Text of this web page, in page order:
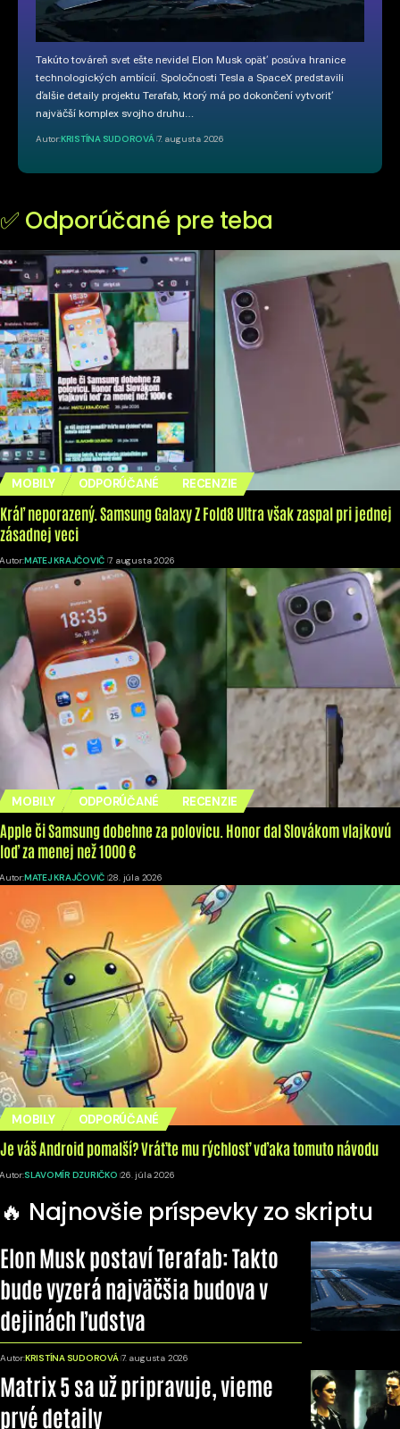
Takúto továreň svet ešte nevidel Elon Musk opäť posúva hranice
technologických ambícií. Spoločnosti Tesla a SpaceX predstavili
ďalšie detaily projektu Terafab, ktorý má po dokončení vytvoriť
najväčší komplex svojho druhu…
Autor:KRISTÍNA SUDOROVÁ 7. augusta 2026
✅ Odporúčané pre teba
MOBILY ODPORÚČANÉ RECENZIE
Kráľ neporazený. Samsung Galaxy Z Fold8 Ultra však zaspal pri jednej
zásadnej veci
Autor:MATEJ KRAJČOVIČ 7. augusta 2026
MOBILY ODPORÚČANÉ RECENZIE
Apple či Samsung dobehne za polovicu. Honor dal Slovákom vlajkovú
loď za menej než 1000 €
Autor:MATEJ KRAJČOVIČ 28. júla 2026
MOBILY ODPORÚČANÉ
Je váš Android pomalší? Vráťte mu rýchlosť vďaka tomuto návodu
Autor:SLAVOMÍR DZURIČKO 26. júla 2026
🔥 Najnovšie príspevky zo skriptu
Elon Musk postaví Terafab: Takto
bude vyzerá najväčšia budova v
dejinách ľudstva
Autor:KRISTÍNA SUDOROVÁ 7. augusta 2026
Matrix 5 sa už pripravuje, vieme
prvé detaily